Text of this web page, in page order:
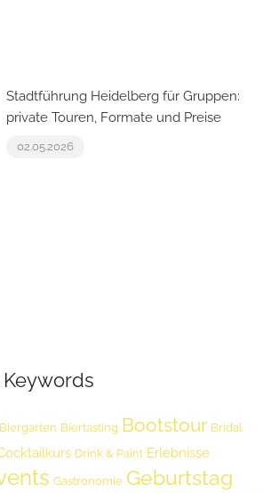
Stadtführung Heidelberg für Gruppen:
private Touren, Formate und Preise
02.05.2026
Biergarten Biertasting Bootstour Bridal
Drink & Paint Erlebnisse
Gastronomie Geburtstag